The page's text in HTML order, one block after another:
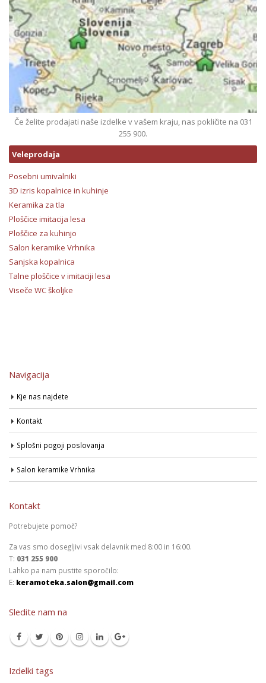
Če želite prodajati naše izdelke v vašem kraju, nas pokličite na 031
255 900.
Veleprodaja
Posebni umivalniki
3D izris kopalnice in kuhinje
Keramika za tla
Ploščice imitacija lesa
Ploščice za kuhinjo
Salon keramike Vrhnika
Sanjska kopalnica
Talne ploščice v imitaciji lesa
Viseče WC školjke
Navigacija
Kje nas najdete
Kontakt
Splošni pogoji poslovanja
Salon keramike Vrhnika
Kontakt
Potrebujete pomoč?
Za vas smo dosegljivi vsak delavnik med 8:00 in 16:00.
T: 031 255 900
Lahko pa nam pustite sporočilo:
E: keramoteka.salon@gmail.com
Sledite nam na
Izdelki tags